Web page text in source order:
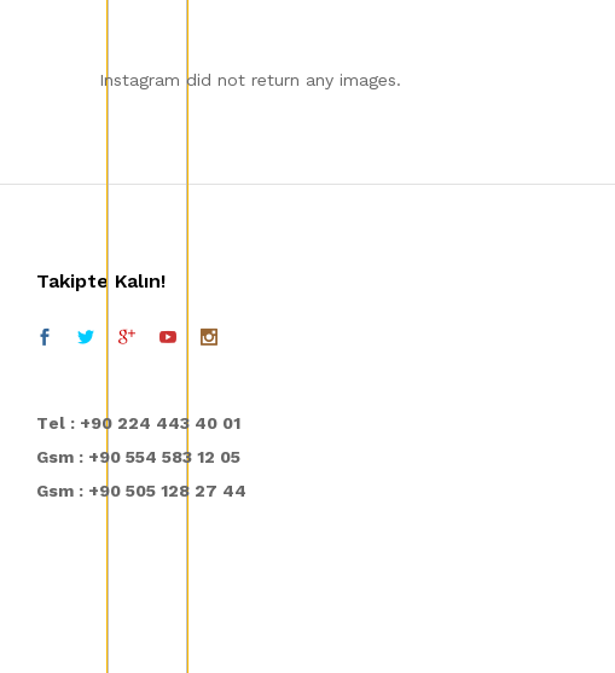
Instagram did not return any images.
Takipte Kalın!
Tel : +90 224 443 40 01
Gsm : +90 554 583 12 05
Gsm : +90 505 128 27 44